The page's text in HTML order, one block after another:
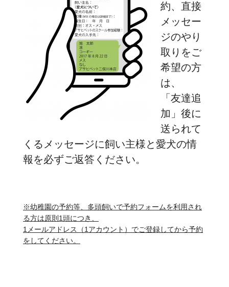
約、直接
メッセー
ジのやり
取りをご
希望の方
は、
「友達追
加」後に
送られて
くるメッセージに飼い主様と愛犬の情
報を必ずご返答ください。
※幼稚園の予約等、多頭飼いで予約フォームを利用され
る方は原則1頭につき、
1メールアドレス（1アカウント）でご登録してから予約
をしてください。